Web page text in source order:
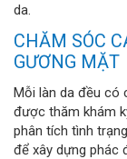
da.
CHĂM SÓC
GƯƠNG MẶT
Mỗi làn da đều có
được thăm khám
phân tích tình
để xây dựng phác